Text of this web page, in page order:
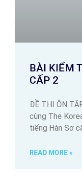
BÀI KIỂM
CẤP 2
ĐỀ THI ÔN
cùng The
tiếng Hàn Sơ
READ MORE »